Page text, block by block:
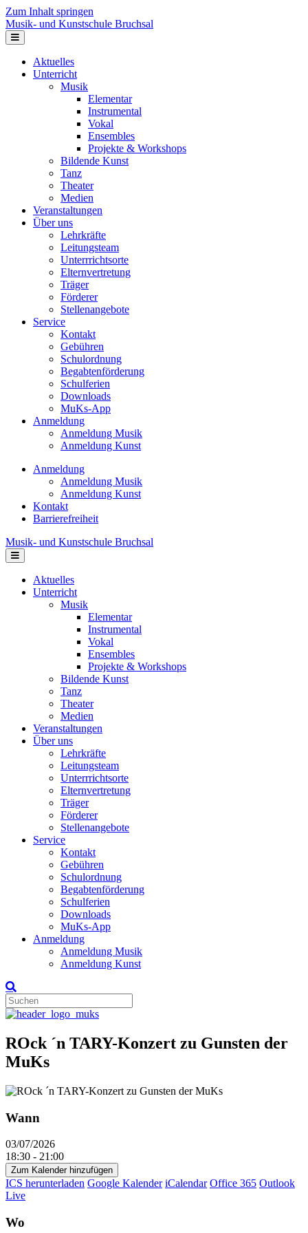
Zum Inhalt springen
Musik- und Kunstschule Bruchsal
Navigation
Aktuelles
Unterricht
Musik
Elementar
Instrumental
Vokal
Ensembles
Projekte & Workshops
Bildende Kunst
Tanz
Theater
Medien
Veranstaltungen
Über uns
Lehrkräfte
Leitungsteam
Unterrrichtsorte
Elternvertretung
Träger
Förderer
Stellenangebote
Service
Kontakt
Gebühren
Schulordnung
Begabtenförderung
Schulferien
Downloads
MuKs-App
Anmeldung
Anmeldung Musik
Anmeldung Kunst
Anmeldung
Anmeldung Musik
Anmeldung Kunst
Kontakt
Barrierefreiheit
Musik- und Kunstschule Bruchsal
Navigation
Aktuelles
Unterricht
Musik
Elementar
Instrumental
Vokal
Ensembles
Projekte & Workshops
Bildende Kunst
Tanz
Theater
Medien
Veranstaltungen
Über uns
Lehrkräfte
Leitungsteam
Unterrrichtsorte
Elternvertretung
Träger
Förderer
Stellenangebote
Service
Kontakt
Gebühren
Schulordnung
Begabtenförderung
Schulferien
Downloads
MuKs-App
Anmeldung
Anmeldung Musik
Anmeldung Kunst
ROck ´n TARY-Konzert zu Gunsten der
MuKs
Wann
03/07/2026
18:30 - 21:00
Zum Kalender hinzufügen
ICS herunterladen Google Kalender iCalendar Office 365 Outlook
Live
Wo